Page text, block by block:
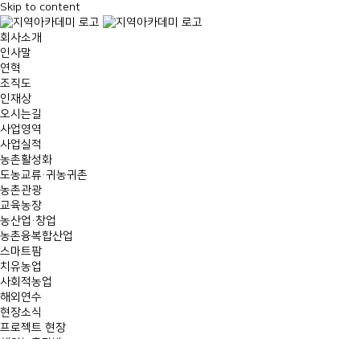
Skip to content
회사소개
인사말
연혁
조직도
인재상
오시는길
사업영역
사업실적
농촌활성화
도농교류·귀농귀촌
농촌관광
교육농장
농산업·창업
농촌융복합산업
스마트팜
치유농업
사회적농업
해외연수
현장소식
프로젝트 현장